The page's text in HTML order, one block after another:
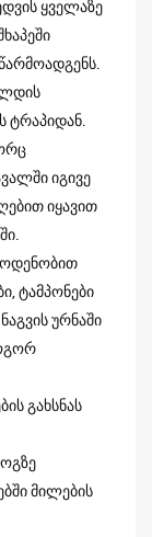
ყველაზე
ტრაპიდან.
იგივე
იყავით
ტამპონები
ურნაში
გახსნას
მილების